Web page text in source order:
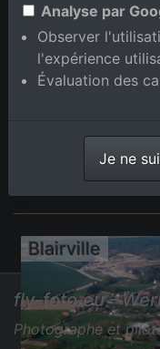
⇗ Lieux voisins
Blairville
fly-foto.eu -
Photographe et
Analyse par
Observer
l'expérience
Évaluation des
Je ne